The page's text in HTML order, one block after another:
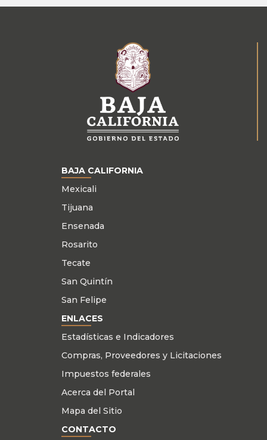
BAJA CALIFORNIA
Mexicali
Tijuana
Ensenada
Rosarito
Tecate
San Quintín
San Felipe
ENLACES
Estadísticas e Indicadores
Compras, Proveedores y Licitaciones
Impuestos federales
Acerca del Portal
Mapa del Sitio
CONTACTO